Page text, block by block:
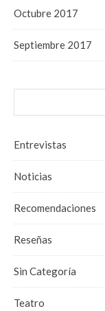
Octubre 2017
Septiembre 2017
Entrevistas
Noticias
Recomendaciones
Reseñas
Sin Categoría
Teatro